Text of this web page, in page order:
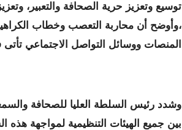
توسيع وتعزيز حرية الصحافة والتعبير،
،وأوضح أن محاربة التعصب وخطاب
المنصات ووسائل التواصل الاجتماعي
وشدد رئيس السلطة العليا للصحافة
بين جميع الهيئات التنظيمية لمواجهة هذه